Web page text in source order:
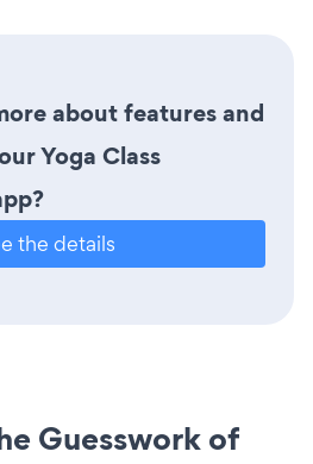
about features and
Yoga Class
the details
Guesswork of